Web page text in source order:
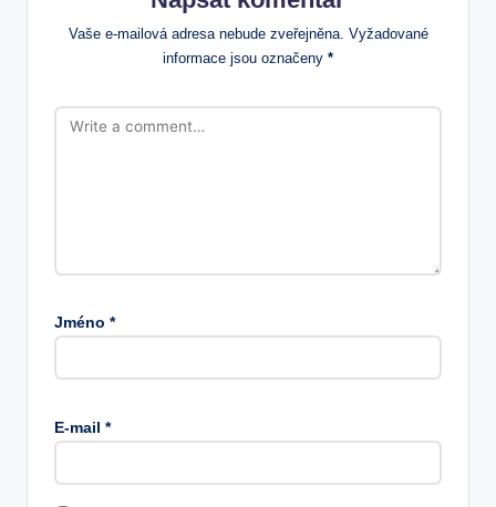
Vaše e-mailová adresa nebude zveřejněna. Vyžadované
informace jsou označeny *
Jméno *
E-mail *